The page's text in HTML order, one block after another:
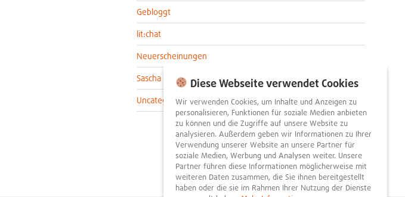
Gebloggt
lit:chat
Neuerscheinungen
Sascha im lit:blog
Uncategorized
Diese Webseite verwendet Cookies
Wir verwenden Cookies, um Inhalte und Anzeigen zu
personalisieren, Funktionen für soziale Medien anbieten
zu können und die Zugriffe auf unsere Website zu
analysieren. Außerdem geben wir Informationen zu Ihrer
Verwendung unserer Website an unsere Partner für
soziale Medien, Werbung und Analysen weiter. Unsere
Partner führen diese Informationen möglicherweise mit
weiteren Daten zusammen, die Sie ihnen bereitgestellt
haben oder die sie im Rahmen Ihrer Nutzung der Dienste